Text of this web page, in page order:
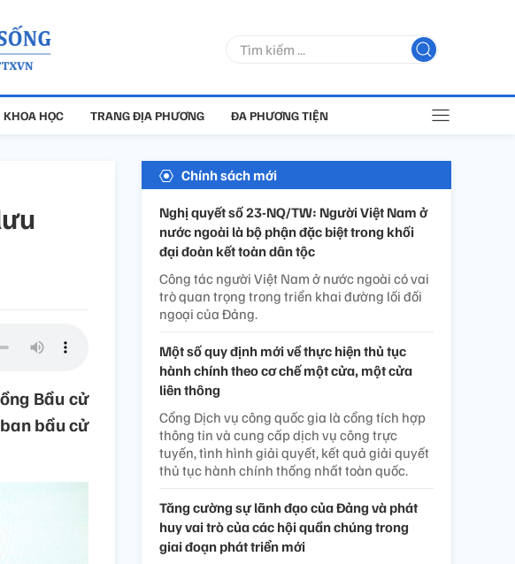
KHOA HỌC TRANG ĐỊA PHƯƠNG ĐA PHƯƠNG TIỆN
Bầu cử
bầu cử
Chính sách mới
Nghị quyết số 23-NQ/TW: Người Việt Nam ở
nước ngoài là bộ phận đặc biệt trong khối
đại đoàn kết toàn dân tộc
Công tác người Việt Nam ở nước ngoài có vai
trò quan trọng trong triển khai đường lối đối
ngoại của Đảng.
Một số quy định mới về thực hiện thủ tục
hành chính theo cơ chế một cửa, một cửa
liên thông
Cổng Dịch vụ công quốc gia là cổng tích hợp
thông tin và cung cấp dịch vụ công trực
tuyến, tình hình giải quyết, kết quả giải quyết
thủ tục hành chính thống nhất toàn quốc.
Tăng cường sự lãnh đạo của Đảng và phát
huy vai trò của các hội quần chúng trong
giai đoạn phát triển mới